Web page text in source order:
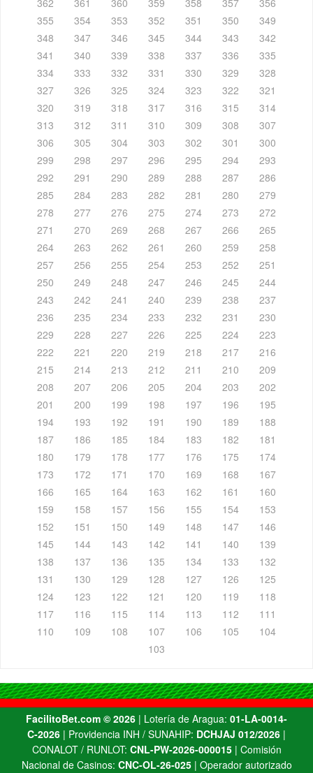
355
354 353 352 351 350
349
348
347 346 345 344 343
342
341
340 339 338 337 336
335
334
333 332 331 330 329
328
327
326 325 324 323 322
321
320
319 318 317 316 315
314
313
312 311 310 309 308
307
306
305 304 303 302 301
300
299
298 297 296 295 294
293
292
291 290 289 288 287
286
285
284 283 282 281 280
279
278
277 276 275 274 273
272
271
270 269 268 267 266
265
264
263 262 261 260 259
258
257
256 255 254 253 252
251
250
249 248 247 246 245
244
243
242 241 240 239 238
237
236
235 234 233 232 231
230
229
228 227 226 225 224
223
222
221 220 219 218 217
216
215
214 213 212 211 210
209
208
207 206 205 204 203
202
201
200 199 198 197 196
195
194
193 192 191 190 189
188
187
186 185 184 183 182
181
180
179 178 177 176 175
174
173
172 171 170 169 168
167
166
165 164 163 162 161
160
159
158 157 156 155 154
153
152
151 150 149 148 147
146
145
144 143 142 141 140
139
138
137 136 135 134 133
132
131
130 129 128 127 126
125
124
123 122 121 120 119
118
117
116 115 114 113 112
111
110
109 108 107 106 105
104
103
FacilitoBet.com ©️ 2026 | Lotería de Aragua: 01-LA-0014-
C-2026 | Providencia INH / SUNAHIP: DCHJAJ 012/2026 |
CONALOT / RUNLOT: CNL-PW-2026-000015| Comisión
Nacional de Casinos: CNC-OL-26-025| Operador autorizado